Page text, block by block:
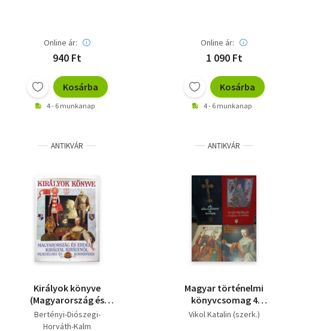
Online ár:
940 Ft
Kosárba
4 - 6 munkanap
Online ár:
1 090 Ft
Kosárba
4 - 6 munkanap
ANTIKVÁR
Királyok könyve
(Magyarország és
Erdély királyai,
királynői, fejedelme
Bertényi-Diószegi-
Horváth-Kalm
ANTIKVÁR
Magyar történelmi
könyvcsomag 4
darabos:
Vikol Katalin (szerk.)